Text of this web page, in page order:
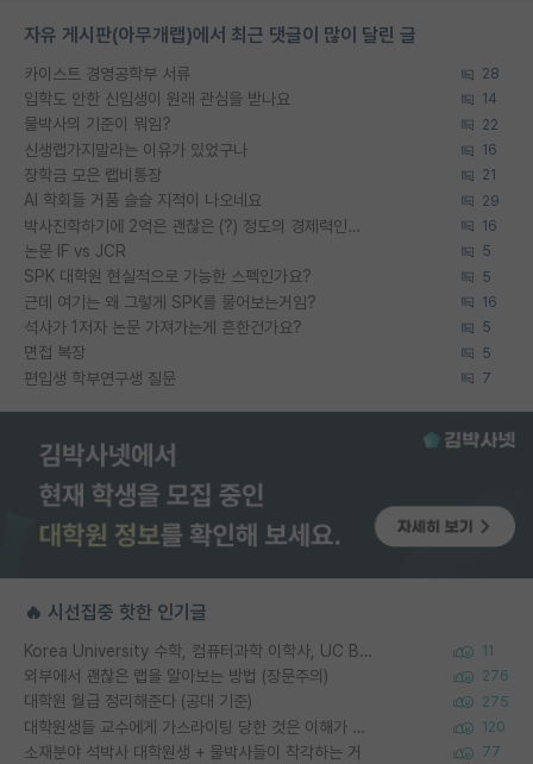
자유 게시판(아무개랩)에서 최근 댓글이 많이 달린 글
카이스트 경영공학부 서류 28
입학도 안한 신입생이 원래 관심을 받나요 14
물박사의 기준이 뭐임? 22
신생랩가지말라는 이유가 있었구나 16
장학금 모은 랩비통장 21
AI 학회들 거품 슬슬 지적이 나오네요 29
박사진학하기에 2억은 괜찮은 (?) 정도의 경제력인가요 16
논문 IF vs JCR 5
SPK 대학원 현실적으로 가능한 스펙인가요? 5
근데 여기는 왜 그렇게 SPK를 물어보는거임? 16
석사가 1저자 논문 가져가는게 흔한건가요? 5
면접 복장 5
편입생 학부연구생 질문 7
🔥 시선집중 핫한 인기글
Korea University 수학, 컴퓨터과학 이학사, UC Berkeley 산업공학 대학원 공학박사가 되는 것은 쉽지 않겠죠? 11
외부에서 괜찮은 랩을 알아보는 방법 (장문주의) 276
대학원 월급 정리해준다 (공대 기준) 275
대학원생들 교수에게 가스라이팅 당한 것은 이해가 갑니다. 안타깝네요. 120
소재분야 석박사 대학원생 + 물박사들이 착각하는 거 77